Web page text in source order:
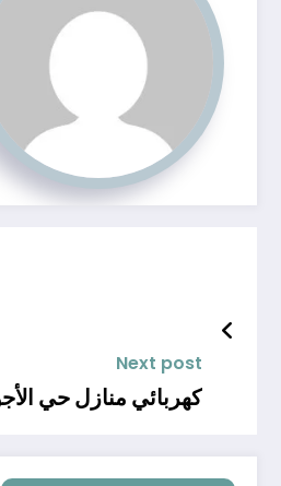
Next post
كهربائي منازل حي الأجواد جدة